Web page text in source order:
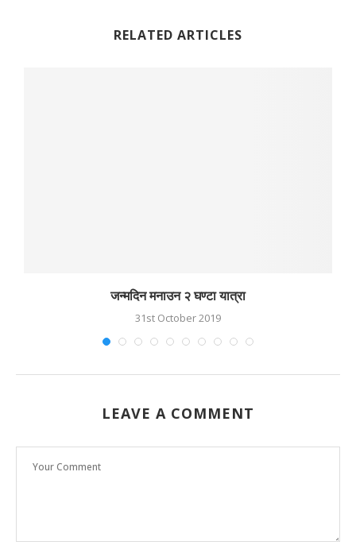
RELATED ARTICLES
जन्मदिन मनाउन २ घण्टा यात्रा
31st October 2019
LEAVE A COMMENT